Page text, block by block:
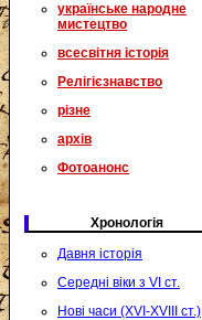
українське народне
мистецтво
всесвітня історія
Релігієзнавство
різне
архів
Фотоанонс
Хронологія
Давня історія
Середні віки з VI ст.
Нові часи (XVI-XVIII ст.)